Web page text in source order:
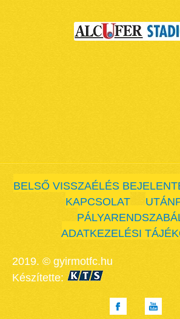
BELSŐ VISSZAÉLÉS
KAPCSOLAT
ADATKEZELÉSI
2019. © gyirmotfc.hu
Készítette: